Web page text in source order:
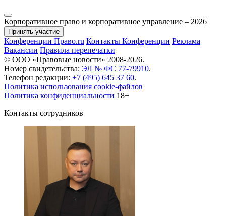
Корпоративное право и корпоративное управление – 2026
Принять участие
Конференции Право.ru Контакты Конференции Реклама
Вакансии Правила перепечатки
© ООО «Правовые новости» 2008-2026.
Номер свидетельства: ЭЛ № ФС 77-79910.
Телефон редакции: +7 (495) 645 37 60.
Политика использования cookie-файлов
Политика конфиденциальности 18+
Контакты сотрудников